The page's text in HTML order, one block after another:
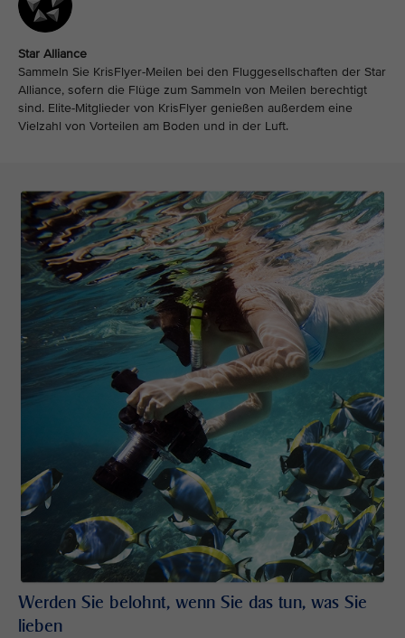
Star Alliance
Sammeln Sie KrisFlyer-Meilen bei den Fluggesellschaften der Star
Alliance, sofern die Flüge zum Sammeln von Meilen berechtigt
sind. Elite-Mitglieder von KrisFlyer genießen außerdem eine
Vielzahl von Vorteilen am Boden und in der Luft.
Werden Sie belohnt, wenn Sie das tun, was Sie
lieben